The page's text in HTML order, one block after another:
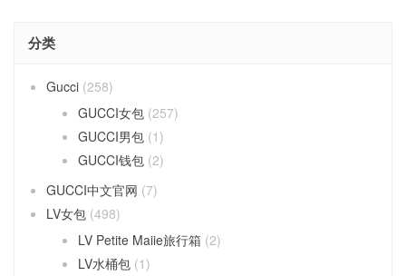
分类
Gucci (258)
GUCCI女包 (257)
GUCCI男包 (1)
GUCCI钱包 (2)
GUCCI中文官网 (7)
LV女包 (498)
LV Petite Maiie旅行箱 (2)
LV水桶包 (1)